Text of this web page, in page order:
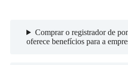
Comprar o registrador de
oferece benefícios para a